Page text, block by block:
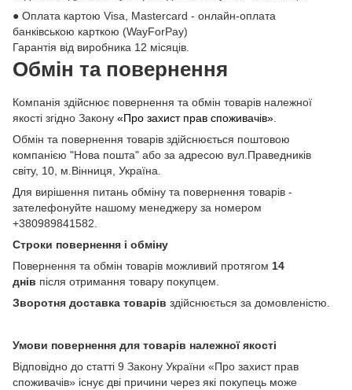
● Оплата картою Visa, Mastercard - онлайн-оплата
банківською карткою (WayForPay)
Гарантія від виробника 12 місяців.
Обмін та повернення
Компанія здійснює повернення та обмін товарів належної
якості згідно Закону «Про захист прав споживачів».
Обмін та повернення товарів здійснюється поштовою
компанією "Нова пошта" або за адресою вул.Праведників
світу, 10, м.Вінниця, Україна.
Для вирішення питань обміну та повернення товарів -
зателефонуйте нашому менеджеру за номером
+380989841582.
Строки повернення і обміну
Повернення та обмін товарів можливий протягом 14
днів після отримання товару покупцем.
Зворотня доставка товарів здійснюється за домовленістю.
Умови повернення для товарів належної якості
Відповідно до статті 9 Закону України «Про захист прав
споживачів» існує дві причини через які покупець може